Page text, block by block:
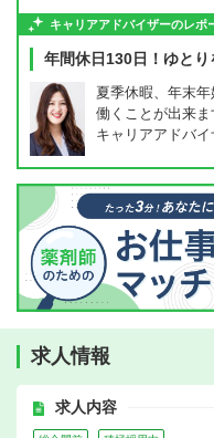
キャリアアドバイザーのレポ
年間休日130日！ゆとり
夏季休暇、年末
働くことが出来ま
キャリアアドバ
求人情報
求人内容